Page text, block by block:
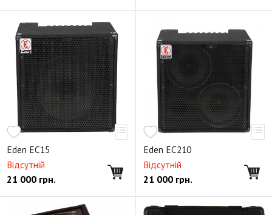
Eden EC15
Відсутній
21 000 грн.
Eden EC210
Відсутній
21 000 грн.